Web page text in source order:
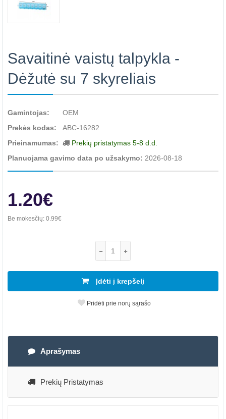
Savaitinė vaistų talpykla -
Dėžutė su 7 skyreliais
Gamintojas:
OEM
Prekės kodas:
ABC-16282
Prieinamumas:
Prekių pristatymas 5-8 d.d.
Planuojama gavimo data po užsakymo: 2026-08-18
1.20€
Be mokesčių: 0.99€
Įdėti į krepšelį
Pridėti prie norų sąrašo
Aprašymas
Prekių Pristatymas